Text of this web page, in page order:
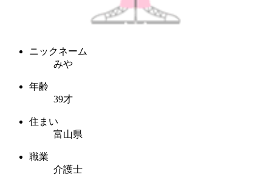
ニックネーム
みや
年齢
39才
住まい
富山県
職業
介護士